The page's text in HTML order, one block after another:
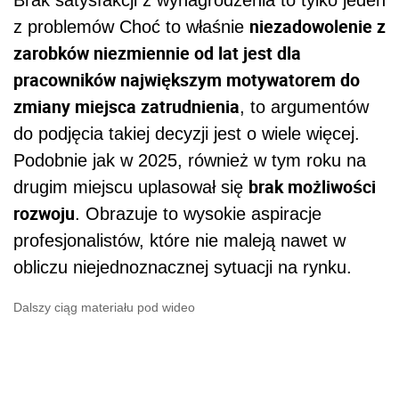
z problemów Choć to właśnie niezadowolenie z
zarobków niezmiennie od lat jest dla
pracowników największym motywatorem do
zmiany miejsca zatrudnienia, to argumentów
do podjęcia takiej decyzji jest o wiele więcej.
Podobnie jak w 2025, również w tym roku na
drugim miejscu uplasował się brak możliwości
rozwoju. Obrazuje to wysokie aspiracje
profesjonalistów, które nie maleją nawet w
obliczu niejednoznacznej sytuacji na rynku.
Dalszy ciąg materiału pod wideo